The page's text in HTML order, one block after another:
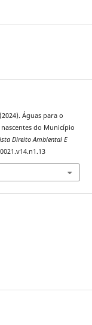
Águas para o
do Município
Direito Ambiental E